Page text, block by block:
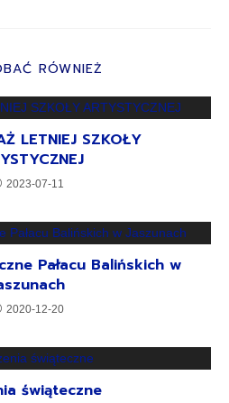
RÓWNIEŻ
LETNIEJ SZKOŁY
2023-07-11
Pałacu Balińskich w
2020-12-20
świąteczne